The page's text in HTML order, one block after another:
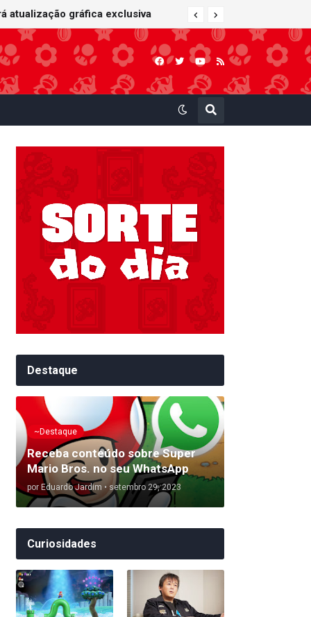
atualização gráfica exclusiva
Kart: Super Circuit (GBA)
Destaque
~Destaque
Receba conteúdo sobre Super
Mario Bros. no seu WhatsApp
por Eduardo Jardim • setembro 29, 2023
Curiosidades